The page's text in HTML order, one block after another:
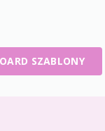
SZABLONY